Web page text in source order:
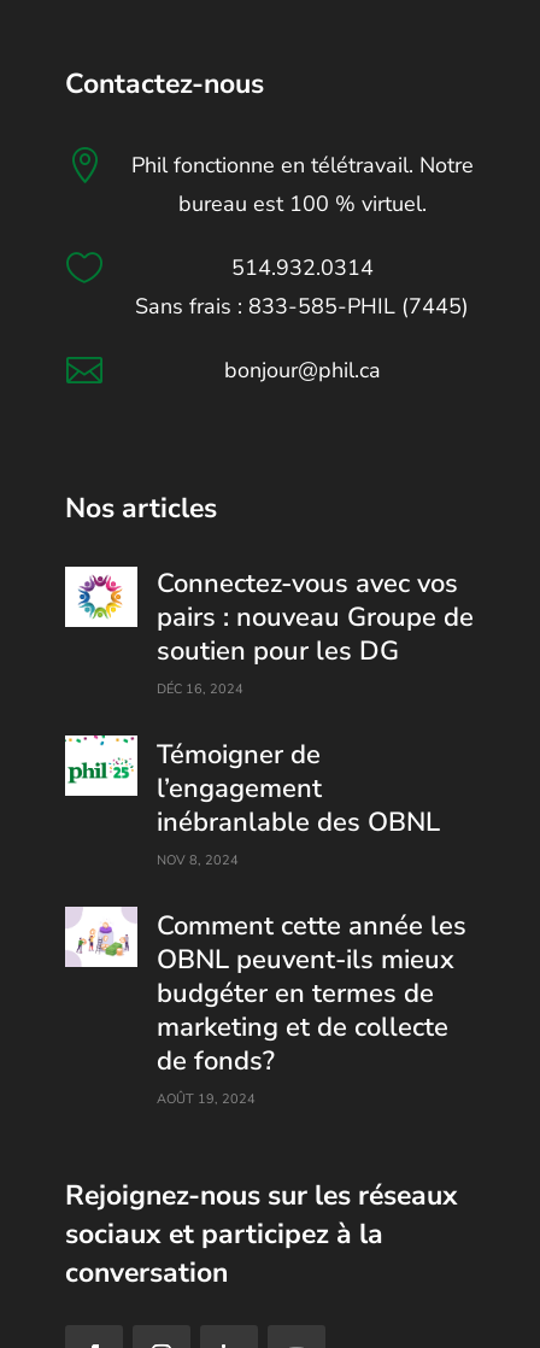
Contactez-nous

Phil fonctionne en télétravail. Notre
bureau est 100 % virtuel.

514.932.0314
Sans frais : 833-585-PHIL (7445)
 bonjour@phil.ca
Nos articles
Connectez-vous avec vos
pairs : nouveau Groupe de
soutien pour les DG
DÉC 16, 2024
Témoigner de
l’engagement
inébranlable des OBNL
NOV 8, 2024
Comment cette année les
OBNL peuvent-ils mieux
budgéter en termes de
marketing et de collecte
de fonds?
AOÛT 19, 2024
Rejoignez-nous sur les réseaux
sociaux et participez à la
conversation